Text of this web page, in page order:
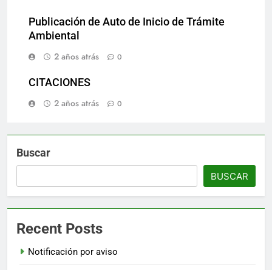
Publicación de Auto de Inicio de Trámite
Ambiental
2 años atrás
0
CITACIONES
2 años atrás
0
Buscar
BUSCAR
Recent Posts
Notificación por aviso